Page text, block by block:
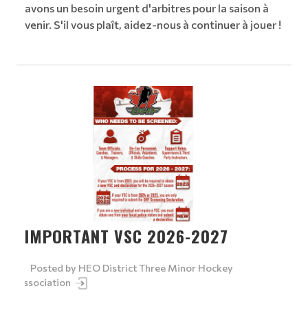
avons un besoin urgent d'arbitres pour la saison à
venir. S'il vous plaît, aidez-nous à continuer à jouer !
IMPORTANT VSC 2026-2027
Posted by HEO District Three Minor Hockey
Association